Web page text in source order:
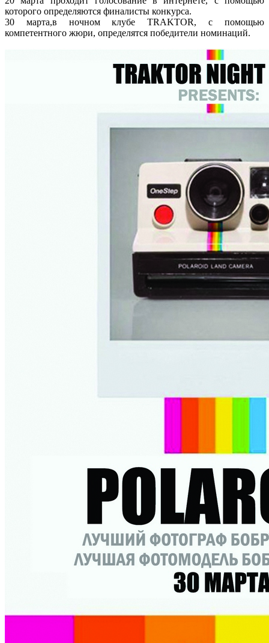
которого определяются финалисты конкурса.
30 марта,в ночном клубе TRAKTOR, с помощью
компетентного жюри, определятся победители номинаций.